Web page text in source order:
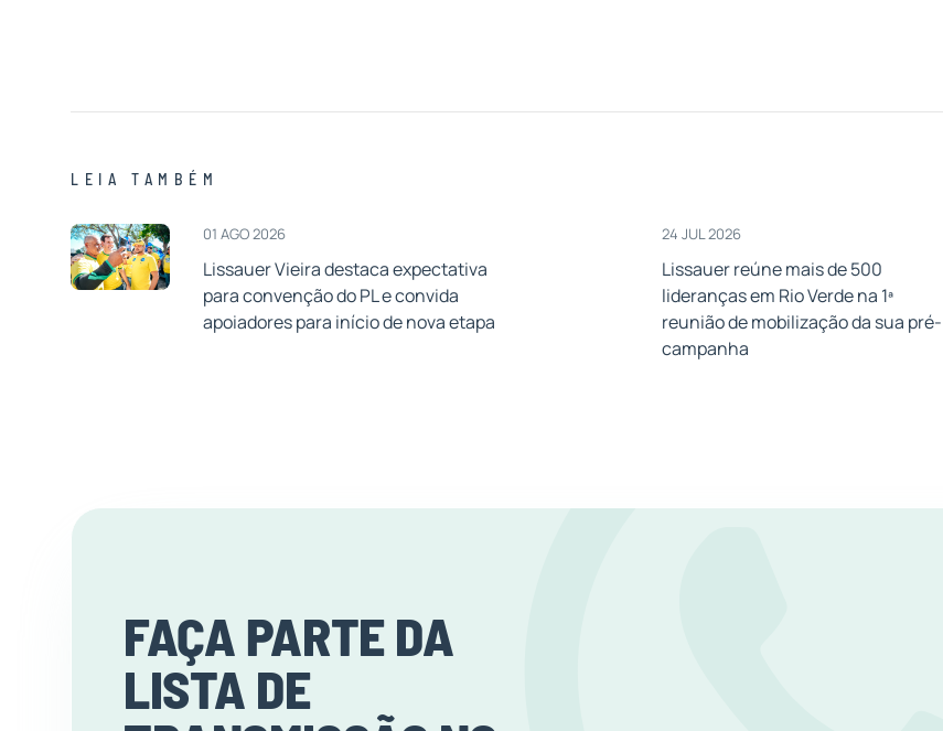
LEIA TAMBÉM
01 AGO 2026
Lissauer Vieira destaca expectativa
para convenção do PL e convida
apoiadores para início de nova etapa
24 JUL 2026
Lissauer reúne mais de 500
lideranças em Rio Verde na 1ª
reunião de mobilização da sua pré-
campanha
FAÇA PARTE DA
LISTA DE